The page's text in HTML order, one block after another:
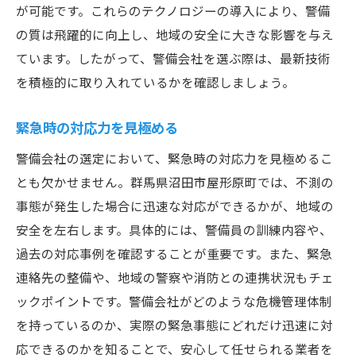
が可能です。これらのテクノロジーの導入により、警備
の質は飛躍的に向上し、地域の安全に大きな影響を与え
ています。したがって、警備会社を選ぶ際は、最新技術
を積極的に取り入れているかを確認しましょう。
緊急時の対応力を見極める
警備会社の選定において、緊急時の対応力を見極めるこ
とも欠かせません。群馬県沼田市屋形原町では、不測の
事態が発生した場合に迅速な対応ができるかが、地域の
安全を左右します。具体的には、警備員の訓練内容や、
過去の対応事例を確認することが重要です。また、緊急
連絡先の整備や、地域の警察や消防との連携状況もチェ
ックポイントです。警備会社がどのような危機管理体制
を持っているのか、実際の緊急事態にどれだけ迅速に対
応できるのかを知ることで、安心して任せられる業者を